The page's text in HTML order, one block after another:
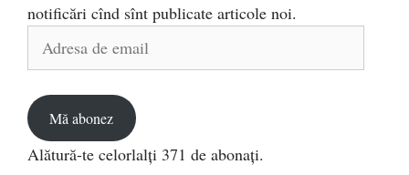
notificări cînd sînt publicate articole noi.
Adresa
Mă abonez
Alătură-te celorlalți 371 de abonați.